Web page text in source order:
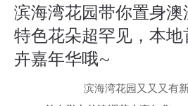
滨海湾花园带你置身澳
特色花朵超罕见，本
卉嘉年华哦~
滨海湾花园又又又有